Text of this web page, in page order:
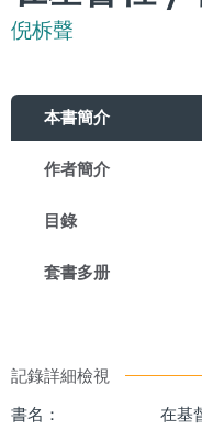
倪柝聲
本書簡介
作者簡介
目錄
套書多册
記錄詳細檢視
書名：
在基